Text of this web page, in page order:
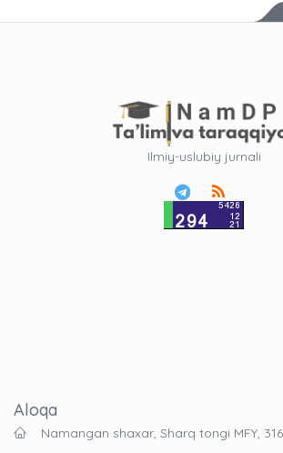
Ilmiy-uslubiy jurnali
Aloqa
Namangan shaxar, Sharq tongi MFY,